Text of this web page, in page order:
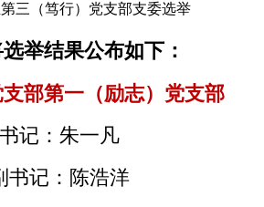
三（笃行）党支部支委选举
举结果公布如下 ：
支部第一 （励志） 党支部
书记：朱一凡
书记：陈浩洋